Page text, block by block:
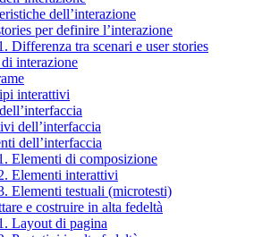
dell’interazione
per definire l’interazione
Differenza tra scenari e user stories
interazione
interattivi
dell’interfaccia
dell’interfaccia
Elementi di composizione
Elementi interattivi
Elementi testuali (microtesti)
e costruire in alta fedeltà
Layout di pagina